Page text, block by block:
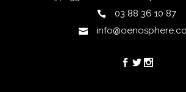
03 88 36 10 87